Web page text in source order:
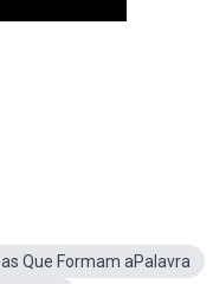
Que Formam aPalavra